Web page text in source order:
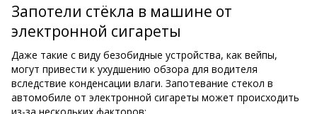
Запотели стёкла в машине от
электронной сигареты
Даже такие с виду безобидные устройства, как вейпы,
могут привести к ухудшению обзора для водителя
вследствие конденсации влаги. Запотевание стекол в
автомобиле от электронной сигареты может происходить
из-за нескольких факторов: